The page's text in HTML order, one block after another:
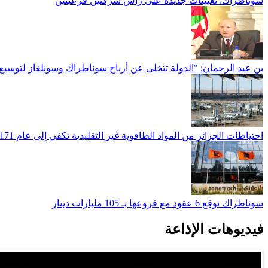
بن عبد الرحمان: "الدولة تتخلى عن أرباح سوناطراك وسونلغاز لتوسيع
احتياطات الجزائر من المواد الطاقوية غير التقليدية تكفي إلى عام 2171
سوناطراك توقع 6 عقود مع فروعها بـ 105 مليارات دينار
فيديوهات الإذاعة